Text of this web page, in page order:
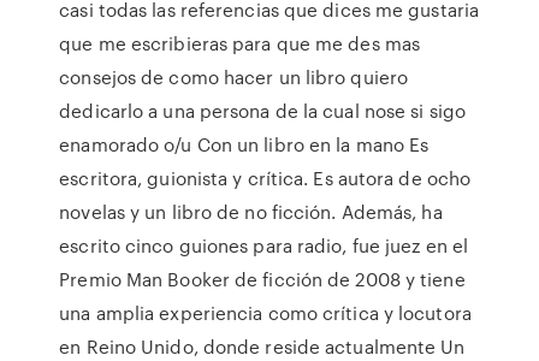
casi todas las referencias que dices me gustaria
que me escribieras para que me des mas
consejos de como hacer un libro quiero
dedicarlo a una persona de la cual nose si sigo
enamorado o/u Con un libro en la mano Es
escritora, guionista y crítica. Es autora de ocho
novelas y un libro de no ficción. Además, ha
escrito cinco guiones para radio, fue juez en el
Premio Man Booker de ficción de 2008 y tiene
una amplia experiencia como crítica y locutora
en Reino Unido, donde reside actualmente Un